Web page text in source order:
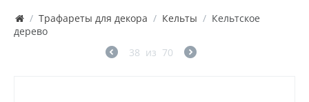
/ Трафареты для декора / Кельты / Кельтское
дерево
38 из 70